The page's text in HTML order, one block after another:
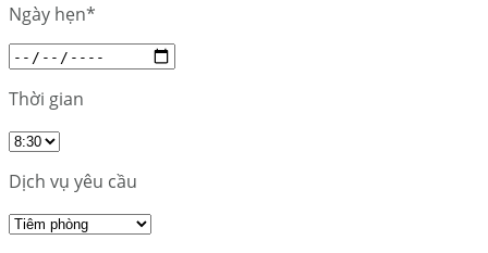
Ngày hẹn*
Thời gian
Dịch vụ yêu cầu